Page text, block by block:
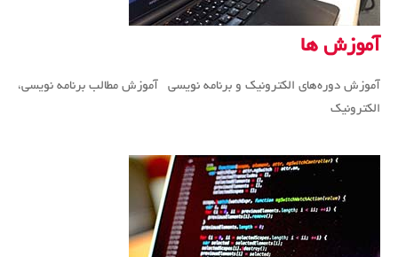
آموزش ها
آموزش دوره‌های الکترونیک و برنامه نویسی آموزش مطالب برنامه نویسی،
الکترونیک